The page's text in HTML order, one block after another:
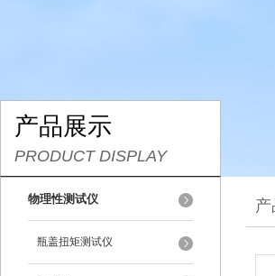
产品展示
PRODUCT DISPLAY
物理性测试仪
瓶盖扭矩测试仪